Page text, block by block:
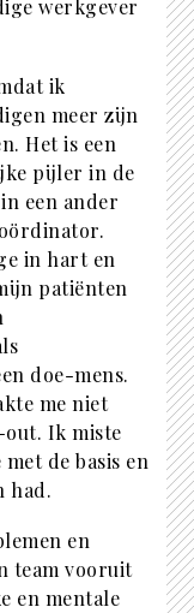
werkgever
ik
meer zijn
Het is een
pijler in de
een ander
in hart en
patiënten
doe-mens.
me niet
Ik miste
de basis en
had.
en
team vooruit
en mentale